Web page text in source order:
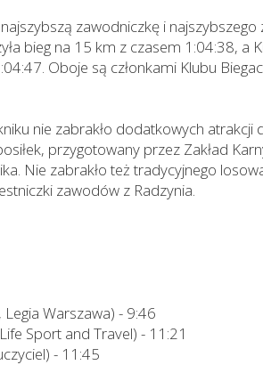
zawodniczkę i najszybszego
bieg na 15 km z czasem 1:04:38, a
Oboje są członkami Klubu
nie zabrakło dodatkowych atrakcji
przygotowany przez Zakład
Nie zabrakło też tradycyjnego
zawodów z Radzynia.
Legia Warszawa) - 9:46
Sport and Travel) - 11:21
- 11:45